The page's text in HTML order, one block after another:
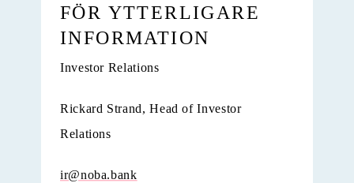
FÖR YTTERLIGARE
INFORMATION
Investor Relations
Rickard Strand, Head of Investor
Relations
ir@noba.bank